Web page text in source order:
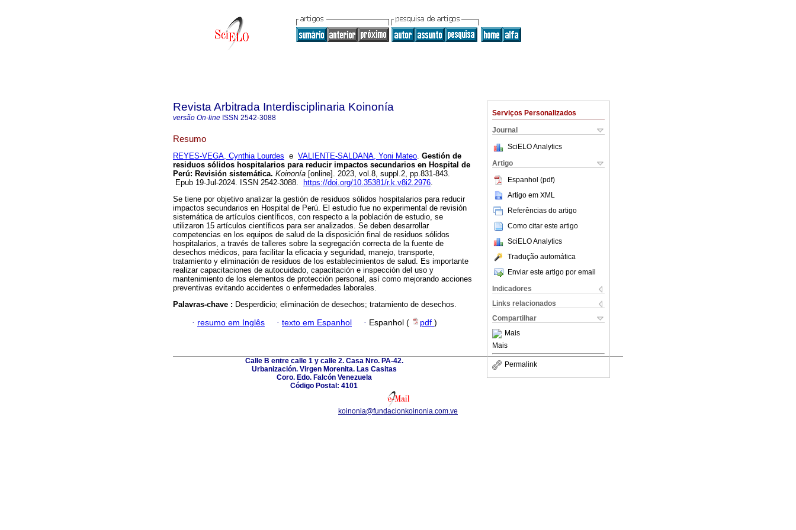
Serviços Personalizados
Journal
SciELO Analytics
Artigo
Espanhol (pdf)
Artigo em XML
Referências do artigo
Como citar este artigo
SciELO Analytics
Tradução automática
Enviar este artigo por email
Indicadores
Links relacionados
Compartilhar
Mais
Mais
Permalink
Revista Arbitrada Interdisciplinaria Koinonía
versão On-line ISSN 2542-3088
Resumo
REYES-VEGA, Cynthia Lourdes e VALIENTE-SALDANA, Yoni Mateo. Gestión de
residuos sólidos hospitalarios para reducir impactos secundarios en Hospital de
Perú: Revisión sistemática. Koinonía [online]. 2023, vol.8, suppl.2, pp.831-843.
Epub 19-Jul-2024. ISSN 2542-3088.
https://doi.org/10.35381/r.k.v8i2.2976.
Se tiene por objetivo analizar la gestión de residuos sólidos hospitalarios para reducir
impactos secundarios en Hospital de Perú. El estudio fue no experimental de revisión
sistemática de artículos científicos, con respecto a la población de estudio, se
utilizaron 15 artículos científicos para ser analizados. Se deben desarrollar
competencias en los equipos de salud de la disposición final de residuos sólidos
hospitalarios, a través de talleres sobre la segregación correcta de la fuente de
desechos médicos, para facilitar la eficacia y seguridad, manejo, transporte,
tratamiento y eliminación de residuos de los establecimientos de salud. Es importante
realizar capacitaciones de autocuidado, capacitación e inspección del uso y
mantenimiento de los elementos de protección personal, así como mejorando acciones
preventivas evitando accidentes o enfermedades laborales.
Palavras-chave : Desperdicio; eliminación de desechos; tratamiento de desechos.
· resumo em Inglês · texto em Espanhol · Espanhol ( pdf )
Calle B entre calle 1 y calle 2. Casa Nro. PA-42.
Urbanización. Virgen Morenita. Las Casitas
Coro. Edo. Falcón Venezuela
Código Postal: 4101
koinonia@fundacionkoinonia.com.ve